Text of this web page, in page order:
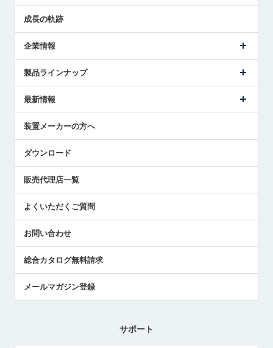
成長の軌跡
企業情報
ごあいさつ
受賞履歴
採用情報
国/地域/言語
製品ラインナップ
ツールセッタ製品
エアマイクロセンサ製品
最新情報
メトロールの技術
社員ブログ
中小企業のBCP地震対策
センサのテクニカルガイド
社長ブログ
装置メーカーの方へ
ダウンロード
販売代理店一覧
よくいただくご質問
お問い合わせ
総合カタログ無料請求
メールマガジン登録
サポート